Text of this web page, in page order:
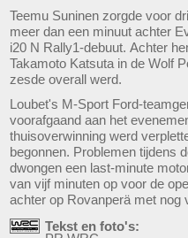
Teemu Suninen zorgde voor
meer dan een minuut achter
i20 N Rally1-debuut. Achter
Takamoto Katsuta in de Wolf
zesde overall werd.
Loubet's M-Sport Ford-
voorafgaand aan het
thuisoverwinning werd
begonnen. Problemen tijdens
dwongen een last-minute
van vijf minuten op voor de
achter op Rovanperä met nog
Tekst en foto's: